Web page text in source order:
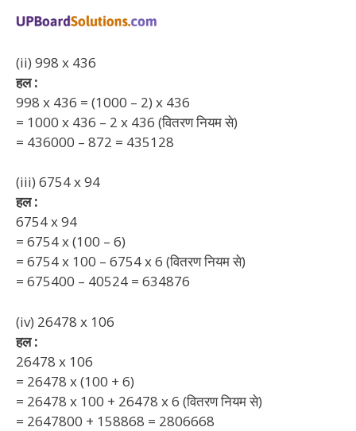
(ii) 998 x 436
हल :
998 x 436 = (1000 – 2) x 436
= 1000 x 436 – 2 x 436 (वितरण नियम से)
= 436000 – 872 = 435128
(iii) 6754 x 94
हल :
6754 x 94
= 6754 x (100 – 6)
= 6754 x 100 – 6754 x 6 (वितरण नियम से)
= 675400 – 40524 = 634876
(iv) 26478 x 106
हल :
26478 x 106
= 26478 x (100 + 6)
= 26478 x 100 + 26478 x 6 (वितरण नियम से)
= 2647800 + 158868 = 2806668